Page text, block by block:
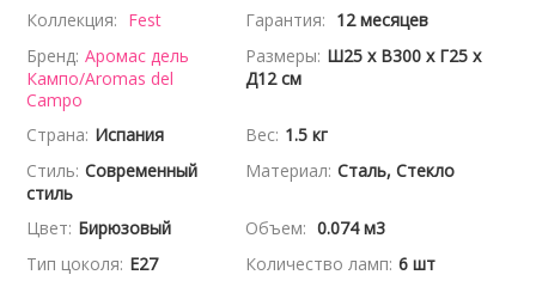
Коллекция: Fest Гарантия: 12 месяцев
Бренд: Аромас дель
Кампо/Aromas del
Campo
Размеры: Ш25 x В300 x Г25 x
Д12 см
Страна: Испания Вес: 1.5 кг
Стиль: Современный
стиль
Материал: Сталь, Стекло
Цвет: Бирюзовый Объем: 0.074 м3
Тип цоколя: E27 Количество ламп: 6 шт